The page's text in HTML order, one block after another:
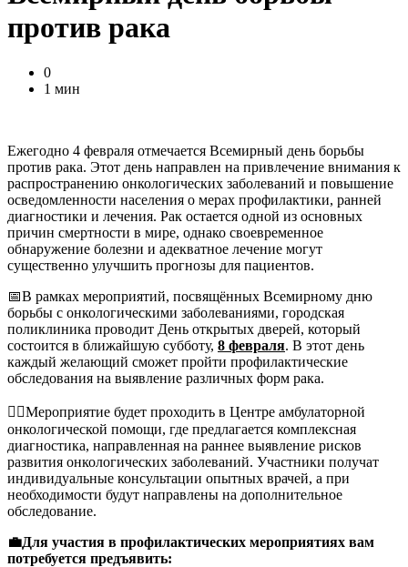
против рака
0
1 мин
Ежегодно 4 февраля отмечается Всемирный день борьбы
против рака. Этот день направлен на привлечение внимания к
распространению онкологических заболеваний и повышение
осведомленности населения о мерах профилактики, ранней
диагностики и лечения. Рак остается одной из основных
причин смертности в мире, однако своевременное
обнаружение болезни и адекватное лечение могут
существенно улучшить прогнозы для пациентов.
📅В рамках мероприятий, посвящённых Всемирному дню
борьбы с онкологическими заболеваниями, городская
поликлиника проводит День открытых дверей, который
состоится в ближайшую субботу, 8 февраля. В этот день
каждый желающий сможет пройти профилактические
обследования на выявление различных форм рака.
👨‍⚕️Мероприятие будет проходить в Центре амбулаторной
онкологической помощи, где предлагается комплексная
диагностика, направленная на раннее выявление рисков
развития онкологических заболеваний. Участники получат
индивидуальные консультации опытных врачей, а при
необходимости будут направлены на дополнительное
обследование.
💼Для участия в профилактических мероприятиях вам
потребуется предъявить: